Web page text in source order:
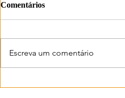
Comentários
Escreva um comentário